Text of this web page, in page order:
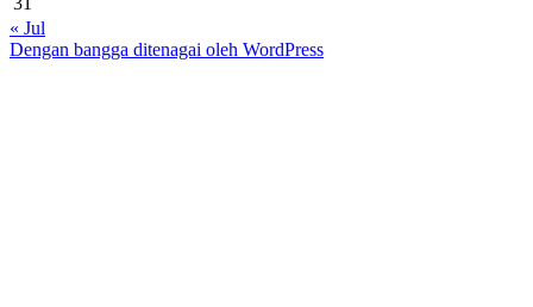
« Jul
Dengan bangga ditenagai oleh WordPress